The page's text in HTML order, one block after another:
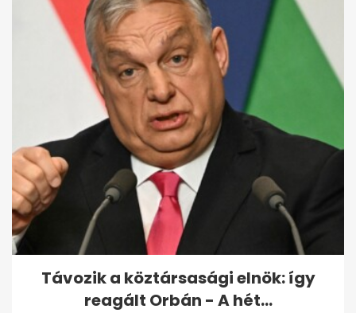
Feledy Botond: új külügyi
stratégia készül, szakítás az...
Távozik a köztársasági elnök: így
reagált Orbán - A hét...